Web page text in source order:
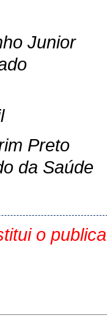
Junior
Preto
da Saúde
o